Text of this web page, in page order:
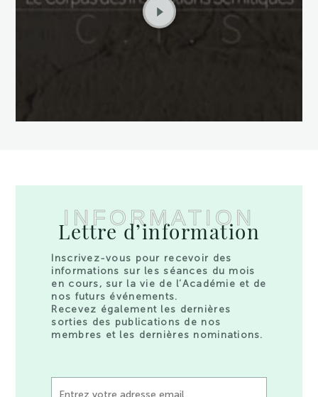
INFORMATION
Lettre d’information
Inscrivez-vous pour recevoir des
informations sur les séances du mois
en cours, sur la vie de l’Académie et de
nos futurs événements.
Recevez également les dernières
sorties des publications de nos
membres et les dernières nominations.